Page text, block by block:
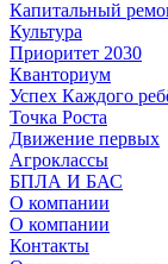
Капитальный
Культура
Приоритет 2030
Кванториум
Успех Каждого
Точка Роста
Движение первых
Агроклассы
БПЛА И БАС
О компании
О компании
Контакты